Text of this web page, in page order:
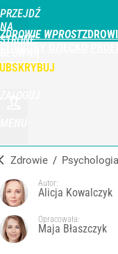
PRZEJDŹ
NA
STRONĘ
WPROST.PL
ZDROWIE WPROST
Zdrowie / Psychologia
Autor:
Alicja Kowalczyk
Opracowała:
Maja Błaszczyk